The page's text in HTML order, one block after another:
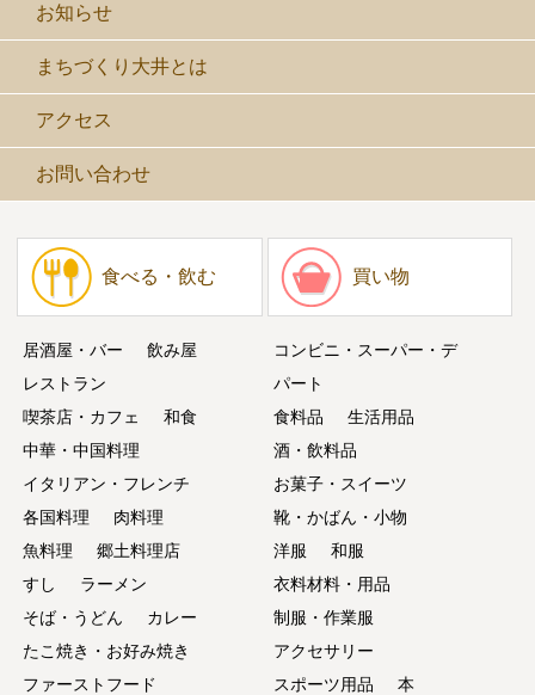
お知らせ
まちづくり大井とは
アクセス
お問い合わせ
食べる・飲む
居酒屋・バー
飲み屋
レストラン
喫茶店・カフェ
和食
中華・中国料理
イタリアン・フレンチ
各国料理
肉料理
魚料理
郷土料理店
すし
ラーメン
そば・うどん
カレー
たこ焼き・お好み焼き
ファーストフード
買い物
コンビニ・スーパー・デ
パート
食料品
生活用品
酒・飲料品
お菓子・スイーツ
靴・かばん・小物
洋服
和服
衣料材料・用品
制服・作業服
アクセサリー
スポーツ用品
本